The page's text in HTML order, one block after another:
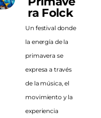
ra Folck
Un festival donde
la energía de la
primavera se
expresa a través
de la música, el
movimiento y la
experiencia